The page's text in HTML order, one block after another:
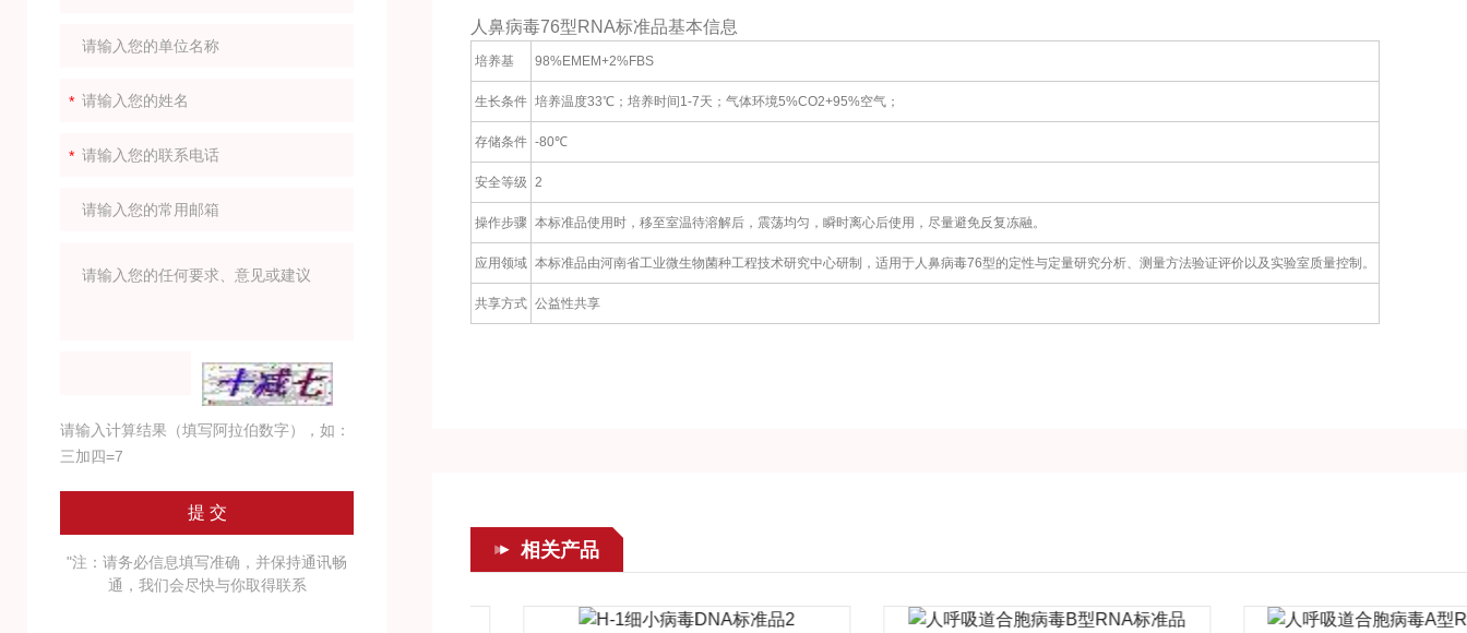
人鼻病毒76型RNA标准品基本信息
培养基 98%EMEM+2%FBS
生长条件 培养温度33℃；培养时间1-7天；气体环境5%CO2+95%空气；
存储条件 -80℃
安全等级 2
操作步骤 本标准品使用时，移至室温待溶解后，震荡均匀，瞬时离心后使用，尽量避免反复冻融。
应用领域 本标准品由河南省工业微生物菌种工程技术研究中心研制，适用于人鼻病毒76型的定性与定量研究分析、测量方法验证评价以及实验室质量控制。
共享方式 公益性共享
相关产品
请输入计算结果（填写阿拉伯数字），如：
三加四=7
"注：请务必信息填写准确，并保持通讯畅
通，我们会尽快与你取得联系